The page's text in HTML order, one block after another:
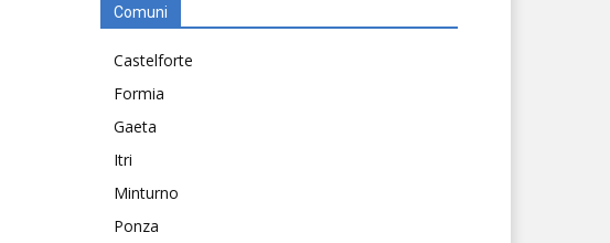
Comuni
Castelforte
Formia
Gaeta
Itri
Minturno
Ponza